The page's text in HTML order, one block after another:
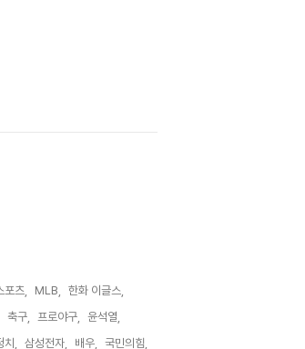
포츠, MLB,
한화 이글스,
축구, 프로야구,
윤석열,
치, 삼성전자, 배우,
국민의힘,